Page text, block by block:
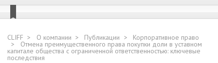
CLIFF О компании Публикации Корпоративное право
Отмена преимущественного права покупки доли в уставном
капитале общества с ограниченной ответственностью: ключевые
последствия